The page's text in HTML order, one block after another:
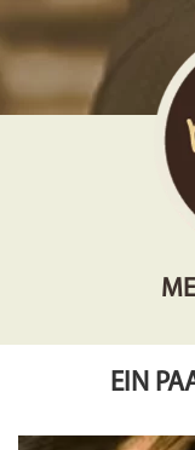
EIN